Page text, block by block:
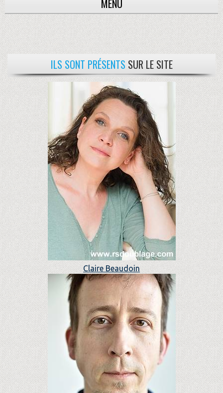
MENU
ILS SONT PRÉSENTS SUR LE SITE
Claire Beaudoin